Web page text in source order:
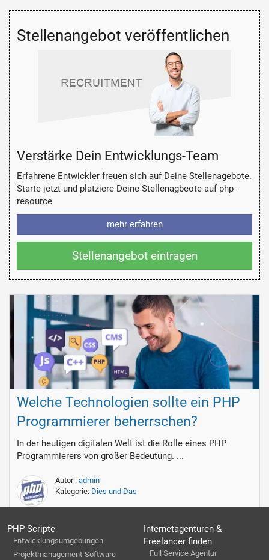
Stellenangebot veröffentlichen
Verstärke Dein Entwicklungs-Team
Erfahrene Entwickler freuen sich auf Deine Stellenagebote.
Starte jetzt und platziere Deine Stellenagbeote auf php-
resource
mehr erfahren
Stellenangebot eintragen
Welche Technologien sollte ein PHP
Programmierer beherrschen?
In der heutigen digitalen Welt ist die Rolle eines PHP
Programmierers von großer Bedeutung. ...
Autor : admin
Kategorie: Dies und Das
PHP Scripte
Entwicklungsumgebungen
Projektmanagement-Software
Internetagenturen &
Freelancer finden
Full Service Agentur